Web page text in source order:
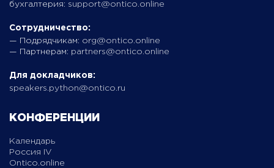
бухгалтерия: support@ontico.online
Сотрудничество:
— Подрядчикам: org@ontico.online
— Партнерам: partners@ontico.online
Для докладчиков:
speakers.python@ontico.ru
КОНФЕРЕНЦИИ
Календарь
Россия IV
Ontico.online